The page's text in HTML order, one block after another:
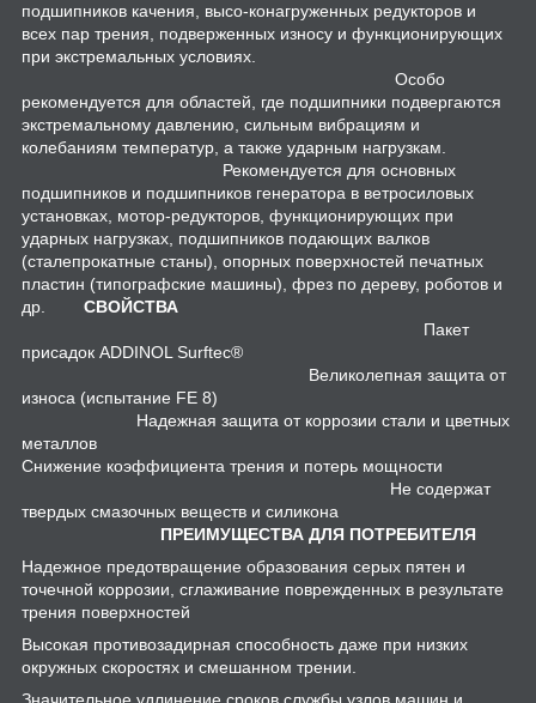
подшипников качения, высо-конагруженных редукторов и
всех пар трения, подверженных износу и функционирующих
при экстремальных условиях.
Особо
рекомендуется для областей, где подшипники подвергаются
экстремальному давлению, сильным вибрациям и
колебаниям температур, а также ударным нагрузкам.
Рекомендуется для основных
подшипников и подшипников генератора в ветросиловых
установках, мотор-редукторов, функционирующих при
ударных нагрузках, подшипников подающих валков
(сталепрокатные станы), опорных поверхностей печатных
пластин (типографские машины), фрез по дереву, роботов и
др. СВОЙСТВА
Пакет
присадок ADDINOL Surftec®
Великолепная защита от
износа (испытание FE 8)
Надежная защита от коррозии стали и цветных
металлов
Снижение коэффициента трения и потерь мощности
Не содержат
твердых смазочных веществ и силикона
ПРЕИМУЩЕСТВА ДЛЯ ПОТРЕБИТЕЛЯ
Надежное предотвращение образования серых пятен и
точечной коррозии, сглаживание поврежденных в результате
трения поверхностей
Высокая противозадирная способность даже при низких
окружных скоростях и смешанном трении.